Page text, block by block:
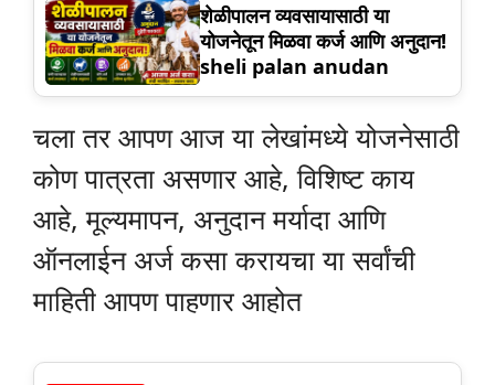
शेळीपालन व्यवसायासाठी या
योजनेतून मिळवा कर्ज आणि अनुदान!
sheli palan anudan
चला तर आपण आज या लेखांमध्ये योजनेसाठी
कोण पात्रता असणार आहे, विशिष्ट काय
आहे, मूल्यमापन, अनुदान मर्यादा आणि
ऑनलाईन अर्ज कसा करायचा या सर्वांची
माहिती आपण पाहणार आहोत